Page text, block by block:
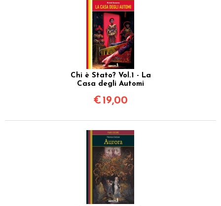
Chi è Stato? Vol.1 - La
Casa degli Automi
€ 19,00